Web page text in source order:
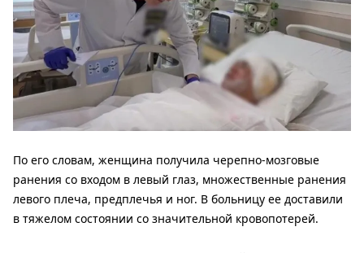
По его словам, женщина получила черепно-мозговые
ранения со входом в левый глаз, множественные ранения
левого плеча, предплечья и ног. В больницу ее доставили
в тяжелом состоянии со значительной кровопотерей.